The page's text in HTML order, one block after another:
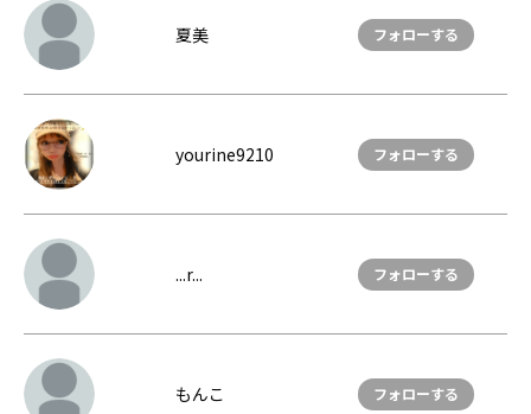
夏美 フォローする
yourine9210 フォローする
...r... フォローする
もんこ フォローする